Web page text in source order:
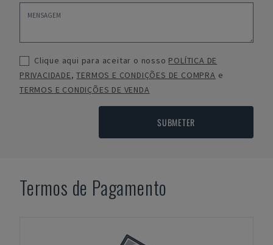
Clique aqui para aceitar o nosso POLÍTICA DE
PRIVACIDADE,TERMOS E CONDIÇÕES DE COMPRA e
TERMOS E CONDIÇÕES DE VENDA
SUBMETER
Termos de Pagamento